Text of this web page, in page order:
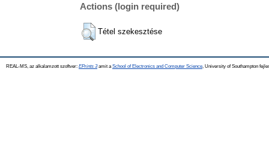
Actions (login required)
Tétel szekesztése
REAL-MS, az alkalamzott szoftver: EPrints 3amit a School of Electronics and Computer Science , University of Southampton